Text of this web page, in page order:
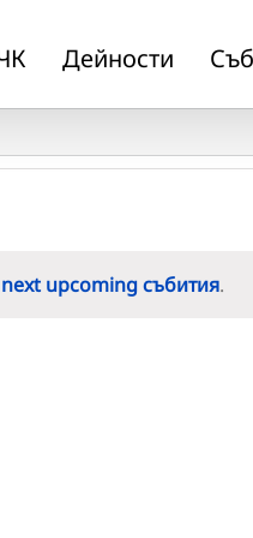
Дейности
next upcoming събития.